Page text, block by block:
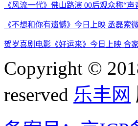
《风流一代》佛山路演 00后观众称“声
《不想和你有遗憾》今日上映 丞磊索
贺岁喜剧电影《好运来》今日上映 合
Copyright ©
reserved 乐丰网